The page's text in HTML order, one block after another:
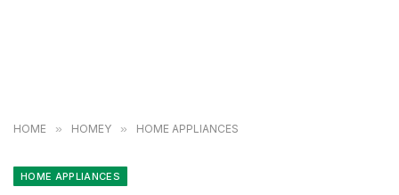
HOME » HOMEY » HOME APPLIANCES
HOME APPLIANCES